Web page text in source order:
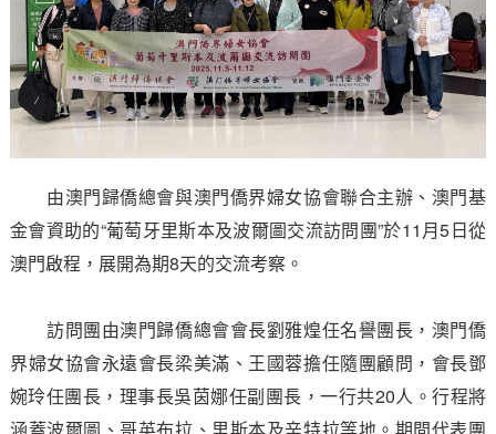
由澳門歸僑總會與澳門僑界婦女協會聯合主辦、澳門基
金會資助的“葡萄牙里斯本及波爾圖交流訪問團”於11月5日從
澳門啟程，展開為期8天的交流考察。
訪問團由澳門歸僑總會會長劉雅煌任名譽團長，澳門僑
界婦女協會永遠會長梁美滿、王國蓉擔任隨團顧問，會長鄧
婉玲任團長，理事長吳茵娜任副團長，一行共20人。行程將